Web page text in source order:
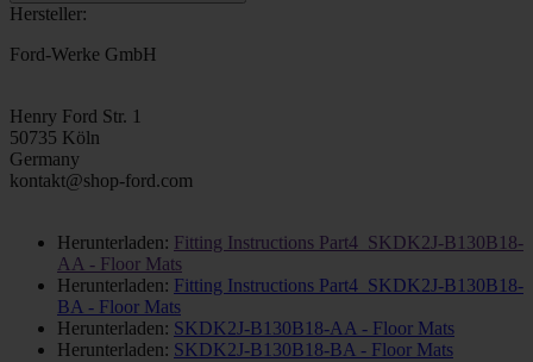
Hersteller:
Ford-Werke GmbH
Henry Ford Str. 1
50735 Köln
Germany
kontakt@shop-ford.com
Herunterladen: Fitting Instructions Part4_SKDK2J-B130B18-
AA - Floor Mats
Herunterladen: Fitting Instructions Part4_SKDK2J-B130B18-
BA - Floor Mats
Herunterladen: SKDK2J-B130B18-AA - Floor Mats
Herunterladen: SKDK2J-B130B18-BA - Floor Mats